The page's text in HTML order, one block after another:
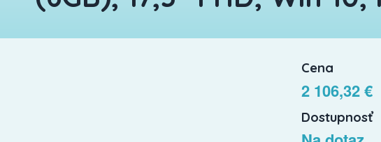
Cena
2 106,32 €
Dostupnosť